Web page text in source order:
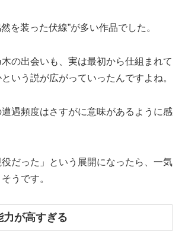
を装った伏線”が多い作品でした。
の出会いも、実は最初から仕組まれて
いう説が広がっていったんですよね。
遇頻度はさすがに意味があるように感
だった」という展開になったら、一気
うです。
が高すぎる